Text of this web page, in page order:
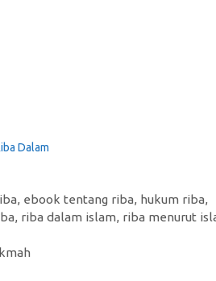
Dalam
, ebook tentang riba, hukum riba,
, riba dalam islam, riba menurut